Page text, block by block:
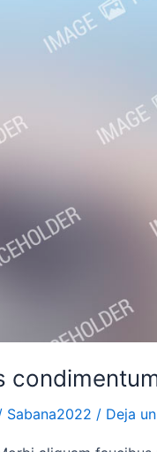
Sabana2022 / Deja